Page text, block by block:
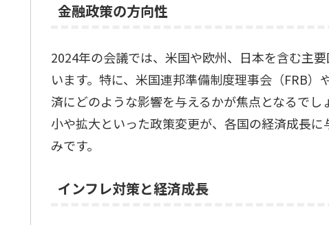
金融政策の方向性
2024年の会議では、米国や欧州、日本を含む主
います。特に、米国連邦準備制度理事会（FRB
済にどのような影響を与えるかが焦点となるで
小や拡大といった政策変更が、各国の経済成長
みです。
インフレ対策と経済成長